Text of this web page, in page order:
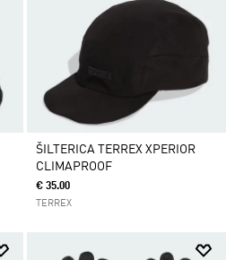
ŠILTERICA TERREX XPERIOR
CLIMAPROOF
€ 35.00
TERREX